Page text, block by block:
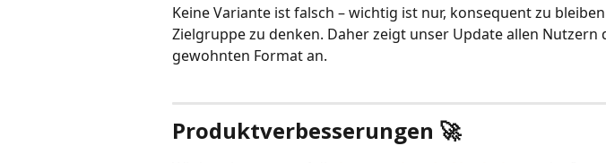
Keine Variante ist falsch – wichtig ist nur, konsequent zu
Zielgruppe zu denken. Daher zeigt unser Update allen Nutzern
gewohnten Format an.
Produktverbesserungen 🚀